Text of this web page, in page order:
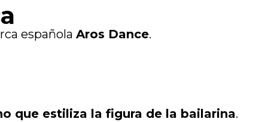
española Aros Dance.
que estiliza la figura de la bailarina.